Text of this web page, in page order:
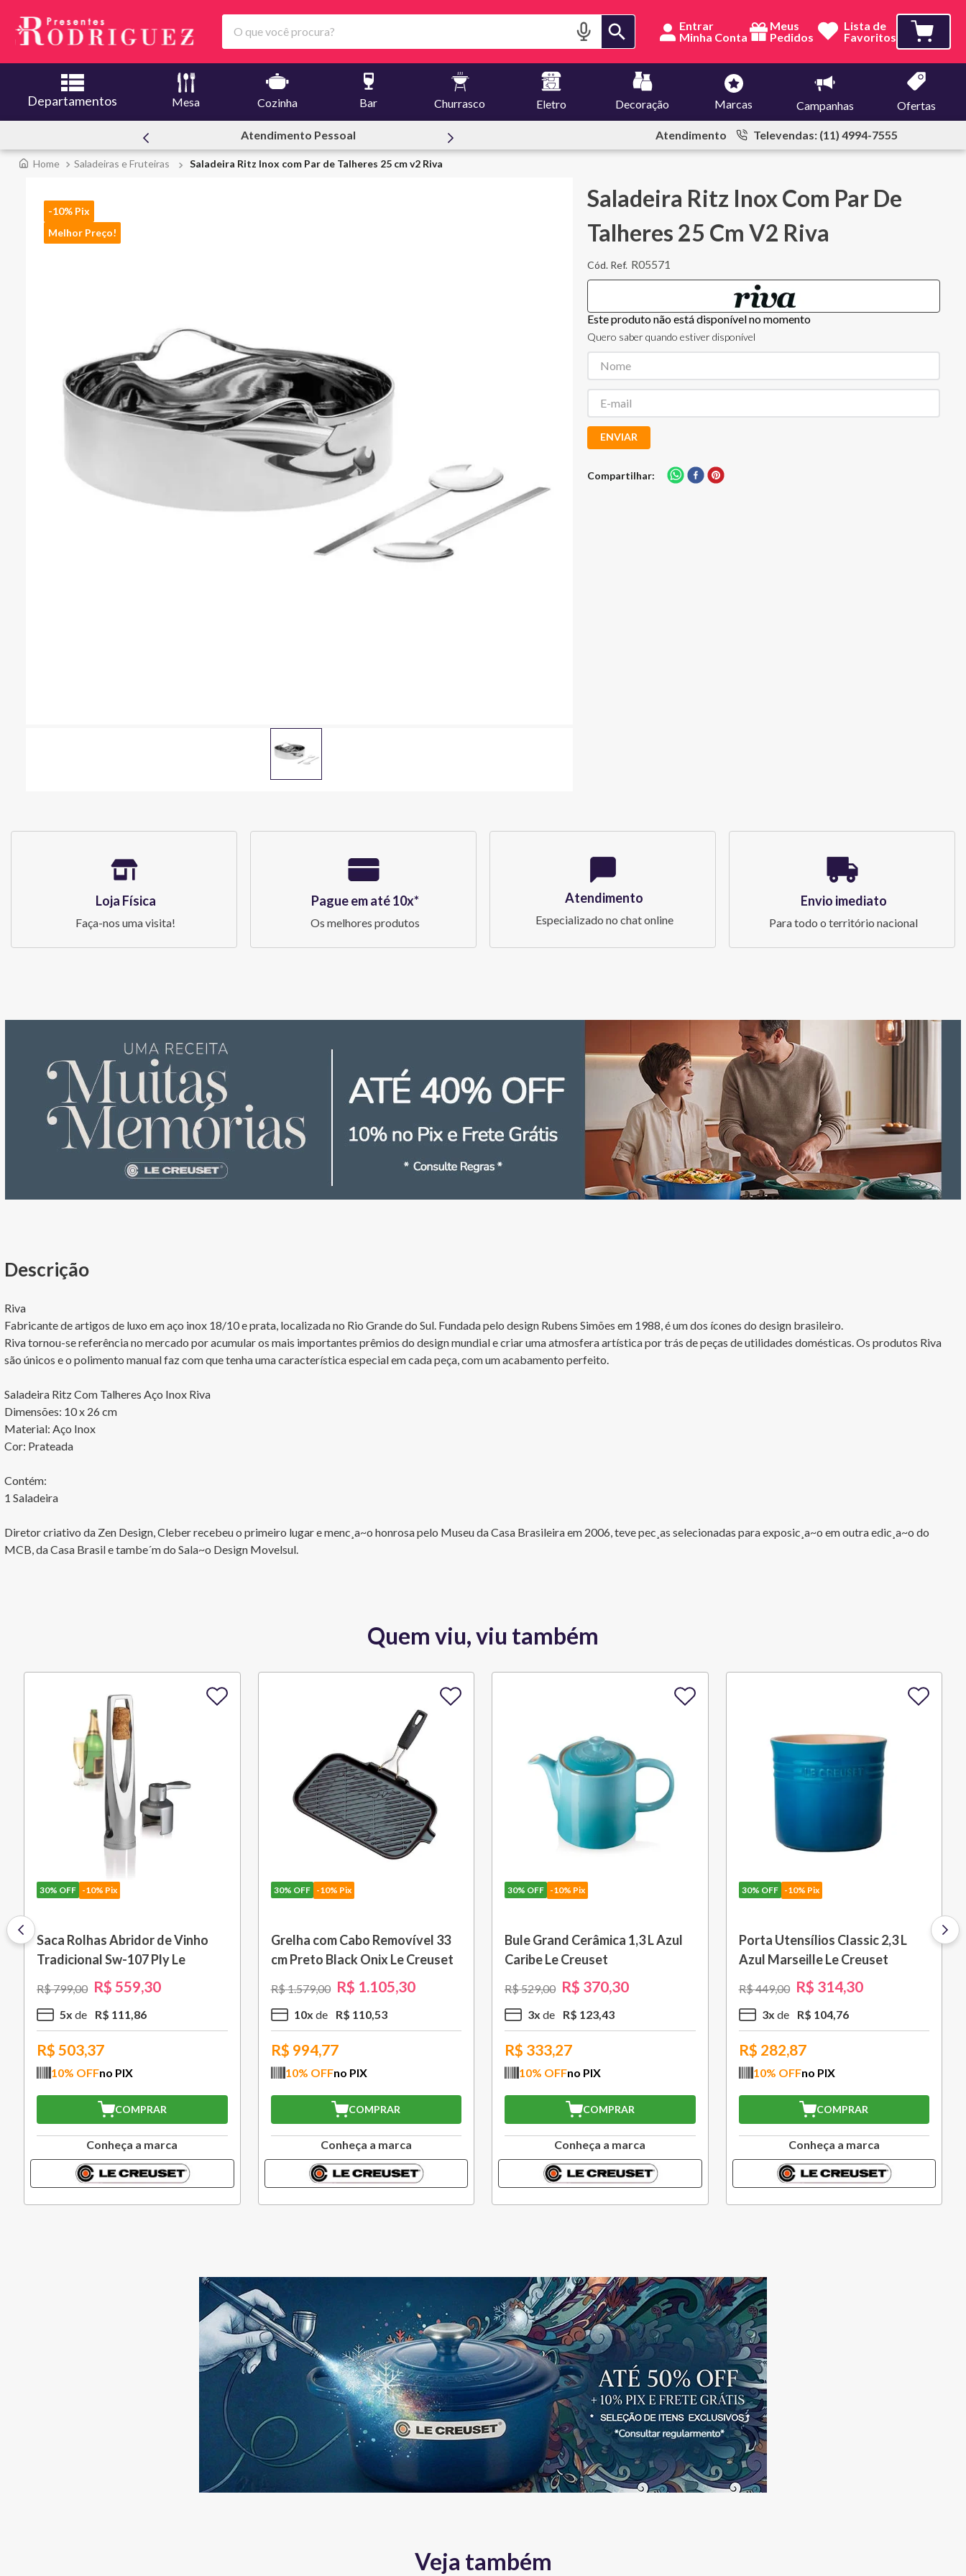
O que você procura? Entrar
Meus
Pedidos
Lista de
Favoritos
Departamentos Mesa Cozinha Bar Churrasco Eletro Decoração Marcas Campanhas Ofertas
Ofertas | Le Creuset Atendimento Televendas: (11) 4994-7555
Saladeiras e Fruteiras Saladeira Ritz Inox com Par de Talheres 25 cm v2 Riva
-10% Pix
Melhor Preço!
Saladeira Ritz Inox Com Par De
Talheres 25 Cm V2 Riva
R05571
Este produto não está disponível no momento
Quero saber quando estiver disponível
ENVIAR
Compartilhar
Loja Física
Faça-nos uma visita!
Pague em até 10x*
Os melhores produtos
Atendimento
Especializado no chat online
Envio imediato
Para todo o território nacional
Riva
Fabricante de artigos de luxo em aço inox 18/10 e prata, localizada no Rio Grande do Sul. Fundada pelo design Rubens Simões em 1988, é um dos ícones do design brasileiro.
Riva tornou-se referência no mercado por acumular os mais importantes prêmios do design mundial e criar uma atmosfera artística por trás de peças de utilidades domésticas. Os produtos Riva
são únicos e o polimento manual faz com que tenha uma característica especial em cada peça, com um acabamento perfeito.
Saladeira Ritz Com Talheres Aço Inox Riva
Dimensões: 10 x 26 cm
Material: Aço Inox
Cor: Prateada
Contém:
1 Saladeira
Diretor criativo da Zen Design, Cleber recebeu o primeiro lugar e menc¸a~o honrosa pelo Museu da Casa Brasileira em 2006, teve pec¸as selecionadas para exposic¸a~o em outra edic¸a~o do
MCB, da Casa Brasil e tambe´m do Sala~o Design Movelsul.
Quem viu, viu também
30% OFF -10% Pix
Saca Rolhas Abridor de Vinho
Tradicional Sw-107 Ply Le
R$799,00 R$ 559,30
5x R$ 111 86
R$ 503,37
10% OFFno PIX
COMPRAR
Conheça a marca
30% OFF -10% Pix
Grelha com Cabo Removível 33
cm Preto Black Onix Le Creuset
R$1.579,00 R$ 1.105,30
10x R$ 110, 53
R$ 994,77
10% OFFno PIX
COMPRAR
Conheça a marca
30% OFF -10% Pix
Bule Grand Cerâmica 1,3 L Azul
Caribe Le Creuset
R$529,00 R$ 370,30
3x R$ 123 ,43
R$ 333,27
10% OFFno PIX
COMPRAR
Conheça a marca
30% OFF -10% Pix
Porta Utensílios Classic 2,3 L
Azul Marseille Le Creuset
R$449,00 R$ 314,30
3x R$ 104, 76
R$ 282,87
10% OFFno PIX
COMPRAR
Conheça a marca
Veja também